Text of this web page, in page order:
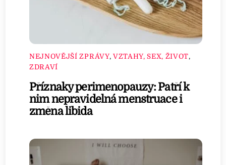
NEJNOVĚJŠÍ ZPRÁVY, VZTAHY, SEX, ŽIVOT,
ZDRAVÍ
Příznaky perimenopauzy: Patří k
nim nepravidelná menstruace i
změna libida